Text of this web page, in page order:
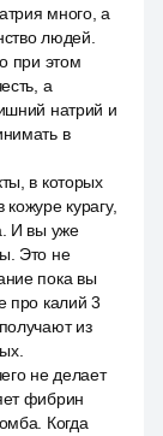
много, а
людей.
при этом
а
натрий и
в
в которых
курагу,
И вы уже
Это не
пока вы
про калий 3
из
не делает
фибрин
Когда